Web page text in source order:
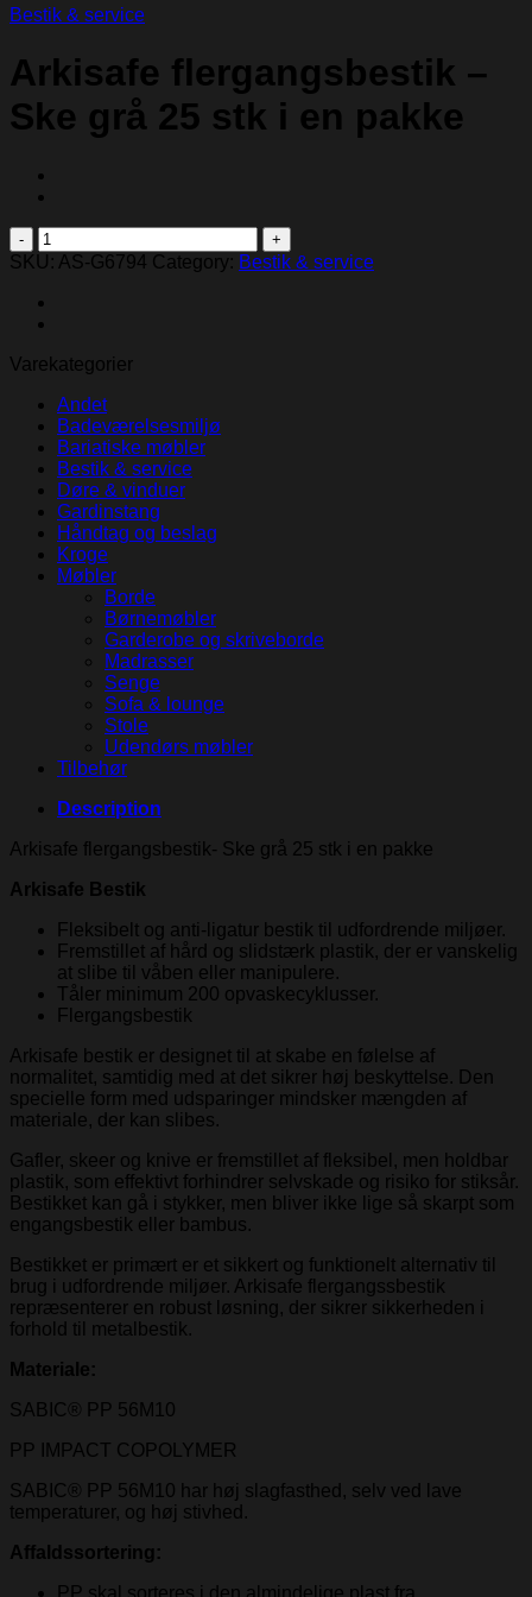
Bestik & service
Arkisafe flergangsbestik –
Ske grå 25 stk i en pakke
Arkisafe
flergangsbestik
Ske
grå
stk
en
pakke
quantity
SKU: AS-G6794 Category: Bestik & service
Varekategorier
Andet
Badeværelsesmiljø
Bariatiske møbler
Bestik & service
Døre & vinduer
Gardinstang
Håndtag og beslag
Kroge
Møbler
Borde
Børnemøbler
Garderobe og skriveborde
Madrasser
Senge
Sofa & lounge
Stole
Udendørs møbler
Tilbehør
Description
Arkisafe flergangsbestik- Ske grå 25 stk i en pakke
Arkisafe Bestik
Fleksibelt og anti-ligatur bestik til udfordrende miljøer.
Fremstillet af hård og slidstærk plastik, der er vanskelig
at slibe til våben eller manipulere.
Tåler minimum 200 opvaskecyklusser.
Flergangsbestik
Arkisafe bestik er designet til at skabe en følelse af
normalitet, samtidig med at det sikrer høj beskyttelse. Den
specielle form med udsparinger mindsker mængden af
materiale, der kan slibes.
Gafler, skeer og knive er fremstillet af fleksibel, men holdbar
plastik, som effektivt forhindrer selvskade og risiko for stiksår.
Bestikket kan gå i stykker, men bliver ikke lige så skarpt som
engangsbestik eller bambus.
Bestikket er primært er et sikkert og funktionelt alternativ til
brug i udfordrende miljøer. Arkisafe flergangssbestik
repræsenterer en robust løsning, der sikrer sikkerheden i
forhold til metalbestik.
Materiale:
SABIC® PP 56M10
PP IMPACT COPOLYMER
SABIC® PP 56M10 har høj slagfasthed, selv ved lave
temperaturer, og høj stivhed.
Affaldssortering:
PP skal sorteres i den almindelige plast fra